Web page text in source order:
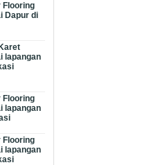
Flooring
Dapur di
lapangan
Flooring
lapangan
Flooring
lapangan